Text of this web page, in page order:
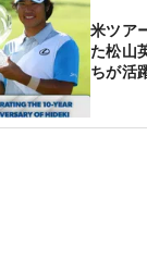
米ツア
た松山
ちが活